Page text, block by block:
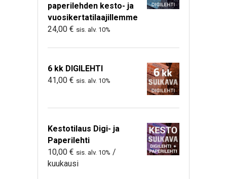
paperilehden kesto- ja
vuosikertatilaajillemme
24,00 € sis. alv. 10%
6 kk DIGILEHTI
41,00 € sis. alv. 10%
Kestotilaus Digi- ja
Paperilehti
10,00 € sis. alv. 10% /
kuukausi